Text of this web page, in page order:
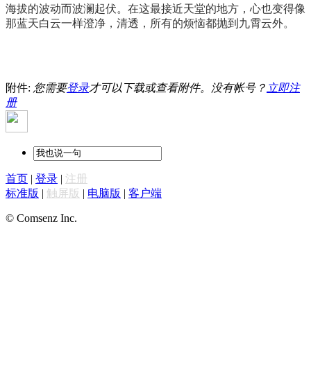
海拔的波动而波澜起伏。在这最接近天堂的地方，心也变得像
那蓝天白云一样澄净，清透，所有的烦恼都抛到九霄云外。
附件: 您需要登录才可以下载或查看附件。没有帐号？ 立即注
册
首页 | 登录 | 注册
标准版 | 触屏版 | 电脑版 | 客户端
© Comsenz Inc.